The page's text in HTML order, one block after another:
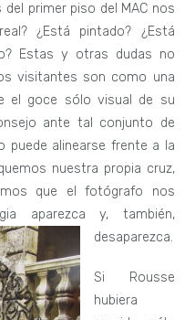
primer piso del MAC nos
¿Está pintado? ¿Está
Estas y otras dudas no
visitantes son como una
el goce sólo visual de su
ante tal conjunto de
puede alinearse frente a la
nuestra propia cruz,
que el fotógrafo nos
aparezca y, también,
desaparezca.
Si Rousse
hubiera